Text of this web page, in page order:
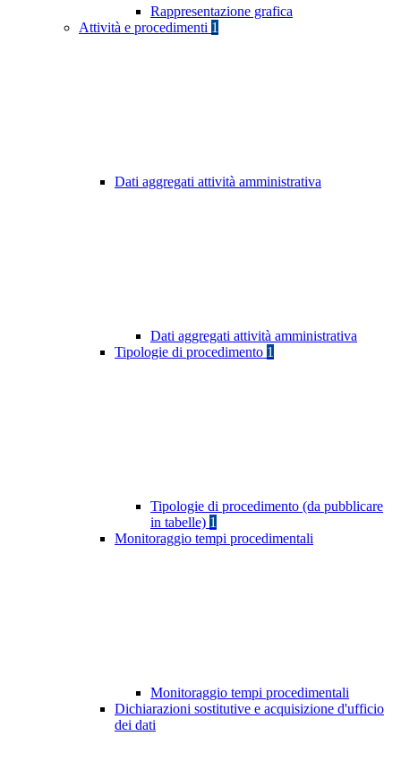
Rappresentazione grafica
Attività e procedimenti 1
Dati aggregati attività amministrativa
Dati aggregati attività amministrativa
Tipologie di procedimento 1
Tipologie di procedimento (da pubblicare
in tabelle) 1
Monitoraggio tempi procedimentali
Monitoraggio tempi procedimentali
Dichiarazioni sostitutive e acquisizione d'ufficio
dei dati